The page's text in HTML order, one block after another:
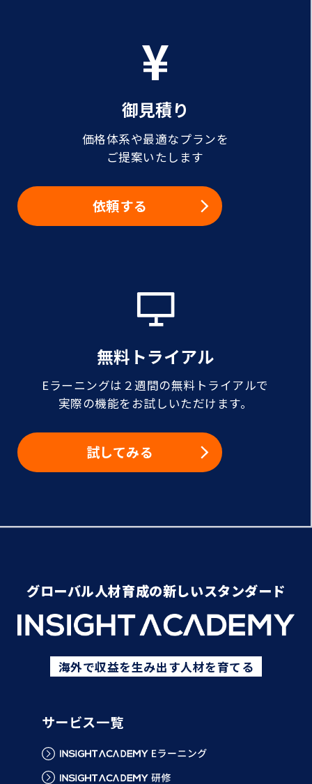
御見積り
価格体系や最適なプランを
ご提案いたします
依頼する
無料トライアル
Eラーニングは２週間の無料トライアルで
実際の機能をお試しいただけます。
試してみる
グローバル人材育成の新しいスタンダード
海外で収益を生み出す人材を育てる
サービス一覧